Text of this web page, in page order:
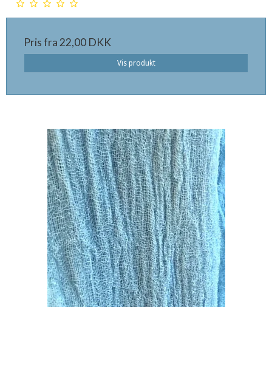
Pris fra 22,00 DKK
Vis produkt